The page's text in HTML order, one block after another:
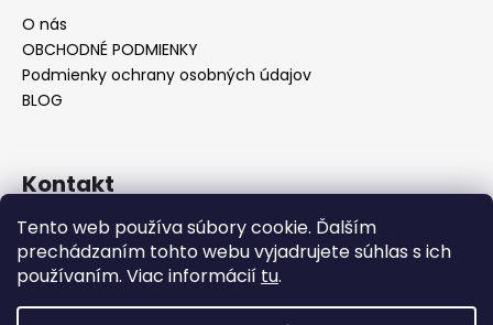
Tento web používa súbory cookie. Ďalším
prechádzaním tohto webu vyjadrujete súhlas s ich
používaním. Viac informácií tu.
O nás
OBCHODNÉ PODMIENKY
Podmienky ochrany osobných údajov
BLOG
Kontakt
info@hoodiny.sk
+421 905 356 201